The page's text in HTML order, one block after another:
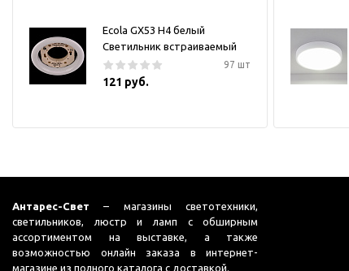
Ecola GX53 H4 белый
Светильник встраиваемый
97 шт
121 руб.
Антарес-Свет – магазины светотехники,
светильников, люстр и ламп с обширным
ассортиментом на выставке, а также
возможностью онлайн заказа в интернет-
магазине из полного каталога с доставкой.